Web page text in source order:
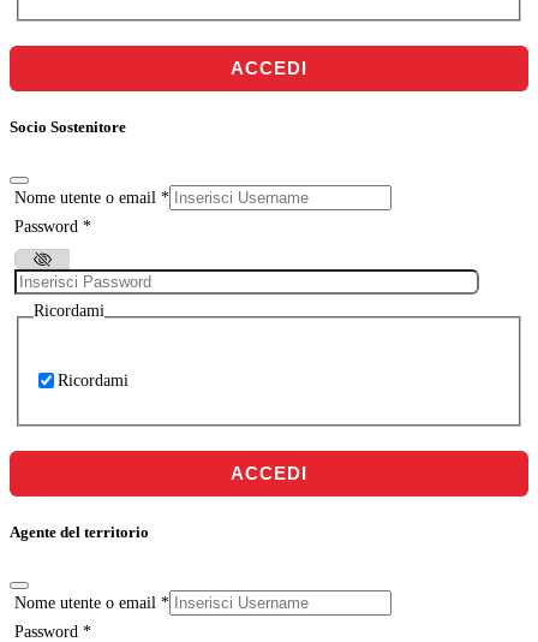
ACCEDI
Socio Sostenitore
Nome utente o email *
Password *
Ricordami
Ricordami
ACCEDI
Agente del territorio
Nome utente o email *
Password *